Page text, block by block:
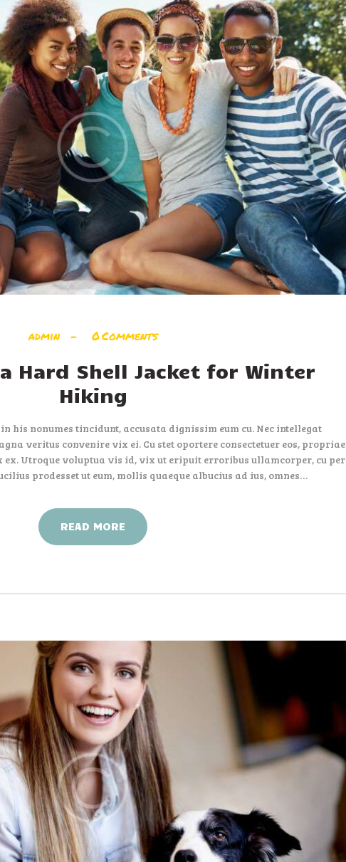
admin 0Comments
Hard Shell Jacket for Winter
Hiking
his nonumes tincidunt, accusata dignissim eum cu. Nec intellegat
veritus convenire vix ei. Cu stet oportere consectetuer eos, propriae
ex. Utroque voluptua vis id, vix ut eripuit erroribus ullamcorper, cu per
prodesset ut eum, mollis quaeque albucius ad ius, omnes…
READ MORE